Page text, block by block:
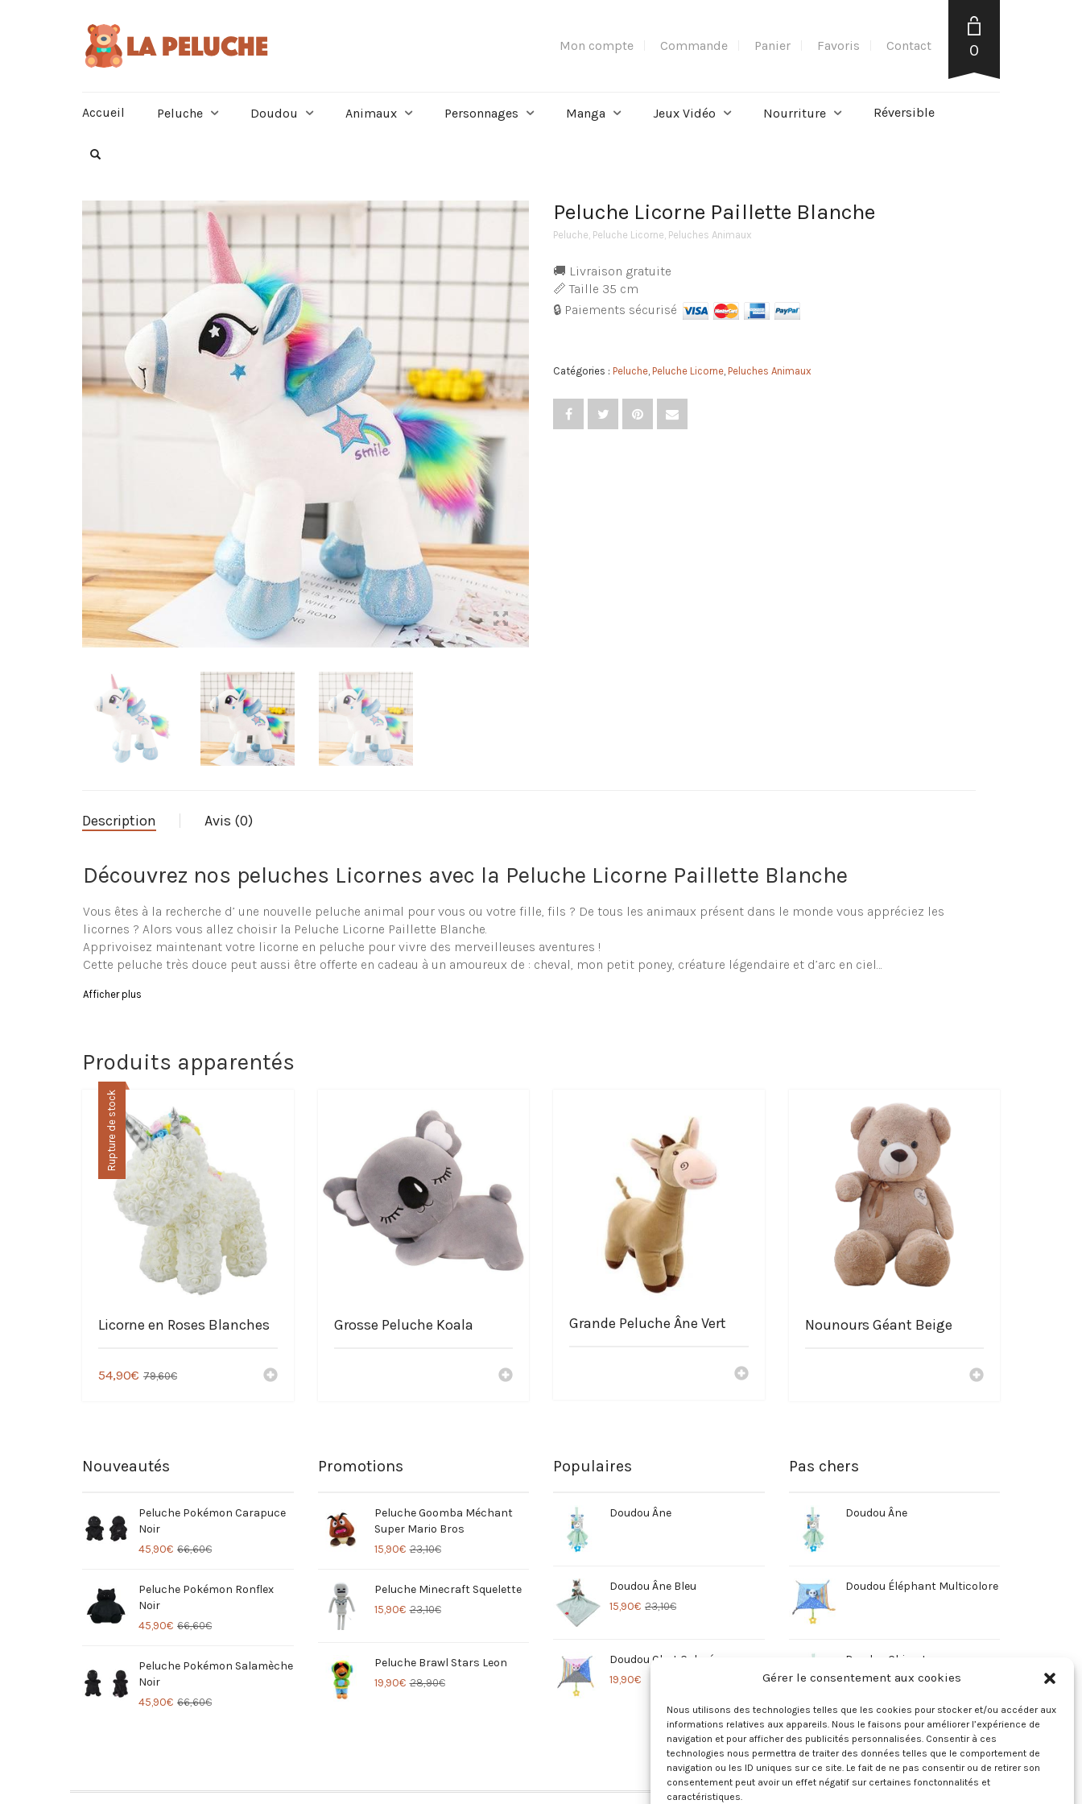
Gérer le consentement aux cookies
Nous utilisons des technologies telles que les cookies pour stocker et/ou accéder aux
informations relatives aux appareils. Nous le faisons pour améliorer l’expérience de
navigation et pour afficher des publicités personnalisées. Consentir à ces
technologies nous permettra de traiter des données telles que le comportement de
navigation ou les ID uniques sur ce site. Le fait de ne pas consentir ou de retirer son
consentement peut avoir un effet négatif sur certaines fonctonnalités et
caractéristiques.
Mon compte Commande Panier Favoris Contact 0
Accueil Peluche Doudou Animaux Personnages Manga Jeux Vidéo Nourriture Réversible
Peluche Licorne Paillette Blanche
Peluche Peluche Licorne Peluches Animaux
🚚 Livraison gratuite
📏 Taille 35 cm
🔒 Paiements sécurisé
Catégories : Peluche Peluche Licorne Peluches Animaux
Description Avis (0)
Découvrez nos peluches Licornes avec la Peluche Licorne Paillette Blanche
Vous êtes à la recherche d’ une nouvelle peluche animal pour vous ou votre fille, fils ? De tous les animaux présent dans le monde vous appréciez les
licornes ? Alors vous allez choisir la Peluche Licorne Paillette Blanche.
Apprivoisez maintenant votre licorne en peluche pour vivre des merveilleuses aventures !
Cette peluche très douce peut aussi être offerte en cadeau à un amoureux de : cheval, mon petit poney, créature légendaire et d’arc en ciel…
Caractéristique de la Peluche Licorne Paillette Blanche
Composition de la peluche : coton
Lavage à la main préférable
Choisir la Boutique La Peluche
Service Français
Livraison offerte
Paiement sécurisé à 100%
Des peluches licornes pas chers
Nos peluches sont fabriquées avec douceur
Afficher plus
Produits apparentés
Rupture de stock
Licorne en Roses Blanches
79,60€
54,90€
Grosse Peluche Koala Grande Peluche Âne Vert Nounours Géant Beige
Nouveautés
Peluche Pokémon Carapuce
Noir
66,60€
45,90€
Peluche Pokémon Ronflex
Noir
66,60€
45,90€
Peluche Pokémon Salamèche
Noir
66,60€
45,90€
Promotions
Peluche Goomba Méchant
Super Mario Bros
23,10€
15,90€
Peluche Minecraft Squelette
23,10€
15,90€
Peluche Brawl Stars Leon
28,90€
19,90€
Populaires
Doudou Âne
Doudou Âne Bleu
23,10€
15,90€
Doudou Chat Coloré
19,90€
Pas chers
Doudou Âne
Doudou Éléphant Multicolore
Doudou Chien Jaune